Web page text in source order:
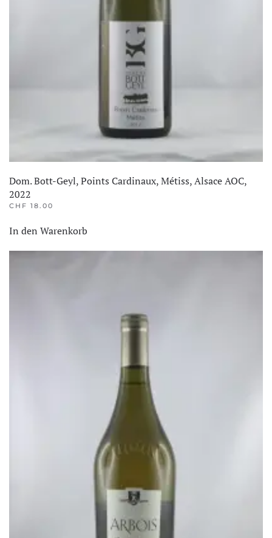
Dom. Bott-Geyl, Points Cardinaux, Métiss, Alsace AOC,
2022
CHF 18.00
In den Warenkorb